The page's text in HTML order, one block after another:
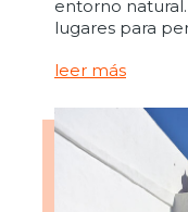
entorno
lugares para
leer más